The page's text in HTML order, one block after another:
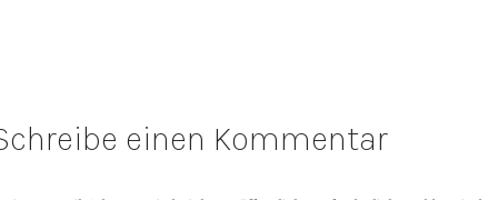
einen Kommentar